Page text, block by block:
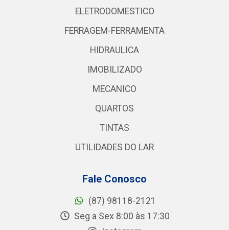
ELETRODOMESTICO
FERRAGEM-FERRAMENTA
HIDRAULICA
IMOBILIZADO
MECANICO
QUARTOS
TINTAS
UTILIDADES DO LAR
Fale Conosco
(87) 98118-2121
Seg a Sex 8:00 às 17:30